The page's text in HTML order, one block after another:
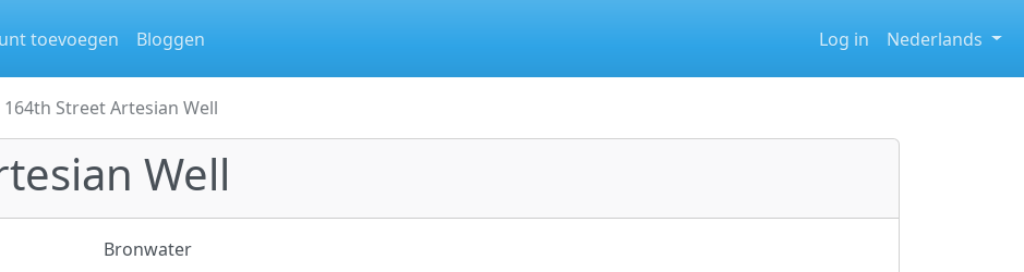
toevoegen Bloggen Log in Nederlands
164th Street Artesian Well
Well
Bronwater